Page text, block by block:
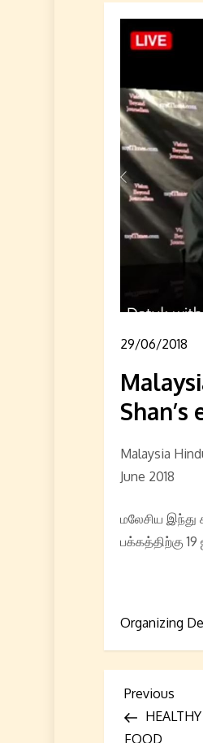
29/06/2018
Malaysia
June 2018
மலேசிய
பக்கத்திற்கு
Organizing
P
o
Previous
Post
Previous
FOOD